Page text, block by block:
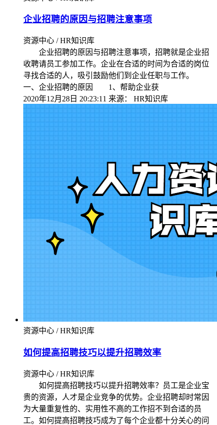
企业招聘的原因与招聘注意事项
资源中心 / HR知识库
企业招聘的原因与招聘注意事项，招聘就是企业招
收聘请员工参加工作。企业在合适的时间为合适的岗位
寻找合适的人，吸引鼓励他们到企业任职与工作。
一、企业招聘的原因 1、帮助企业获
2020年12月28日 20:23:11 来源： HR知识库
资源中心 / HR知识库
如何提高招聘技巧以提升招聘效率
资源中心 / HR知识库
如何提高招聘技巧以提升招聘效率？员工是企业宝
贵的资源，人才是企业竞争的优势。企业招聘却时常因
为大量重复性的、实用性不高的工作招不到合适的员
工。如何提高招聘技巧成为了每个企业都十分关心的问